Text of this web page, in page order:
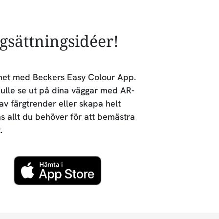
med Beckers Easy Colour App.
se ut på dina väggar med AR-
färgtrender eller skapa helt
allt du behöver för att bemästra